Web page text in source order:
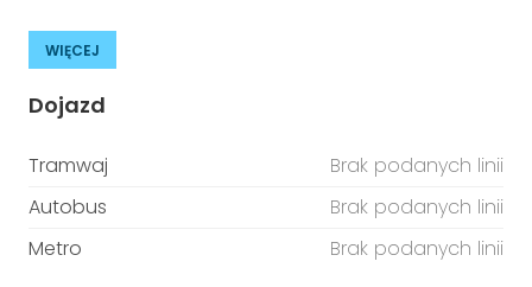
WIĘCEJ
Dojazd
Tramwaj
Brak podanych linii
Autobus
Brak podanych linii
Metro
Brak podanych linii